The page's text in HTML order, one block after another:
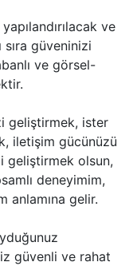
ve
güveninizi
ve görsel-
geliştirmek, ister
iletişim gücünüzü
geliştirmek olsun,
deneyimim,
anlamına gelir.
güvenli ve rahat